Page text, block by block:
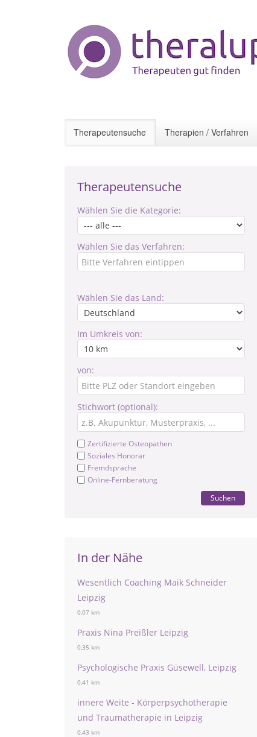
Therapeutensuche Therapien / Verfahren
Therapeutensuche
Wählen Sie die Kategorie:
Wählen Sie das Verfahren:
Wählen Sie das Land:
Im Umkreis von:
von:
Stichwort (optional):
Zertifizierte Osteopathen
Soziales Honorar
Fremdsprache
Online-Fernberatung
Suchen
In der Nähe
Wesentlich Coaching Maik Schneider
Leipzig
0,07 km
Praxis Nina Preißler Leipzig
0,35 km
Psychologische Praxis Güsewell, Leipzig
0,41 km
innere Weite - Körperpsychotherapie
und Traumatherapie in Leipzig
0,43 km